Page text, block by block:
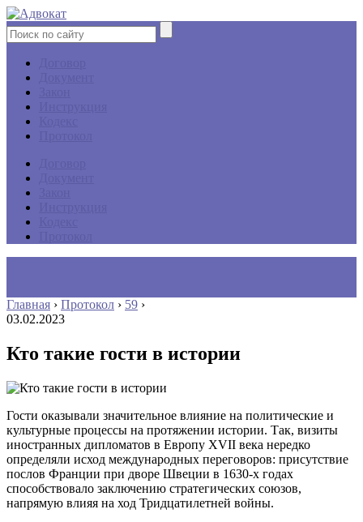
Главная › Протокол › 59 ›
03.02.2023
Кто такие гости в истории
Гости оказывали значительное влияние на политические и
культурные процессы на протяжении истории. Так, визиты
иностранных дипломатов в Европу XVII века нередко
определяли исход международных переговоров: присутствие
послов Франции при дворе Швеции в 1630-х годах
способствовало заключению стратегических союзов,
напрямую влияя на ход Тридцатилетней войны.